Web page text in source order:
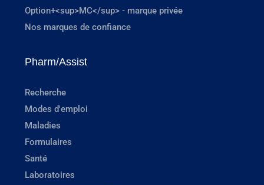
Option+<sup>MC</sup> - marque privée
Nos marques de confiance
Pharm/Assist
Recherche
Modes d'emploi
Maladies
Formulaires
Santé
Laboratoires